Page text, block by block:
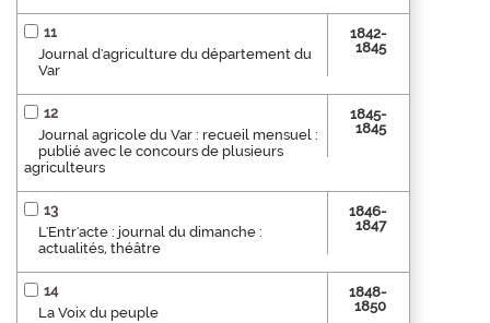
11
Journal d'agriculture du département du
Var
1842-
1845
12
Journal agricole du Var : recueil mensuel :
publié avec le concours de plusieurs
agriculteurs
1845-
1845
13
L'Entr'acte : journal du dimanche :
actualités, théâtre
1846-
1847
14
La Voix du peuple
1848-
1850